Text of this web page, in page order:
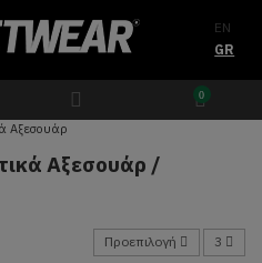
EN
GR
0
Αξεσουάρ
Αξεσουάρ /
Προεπιλογή 3